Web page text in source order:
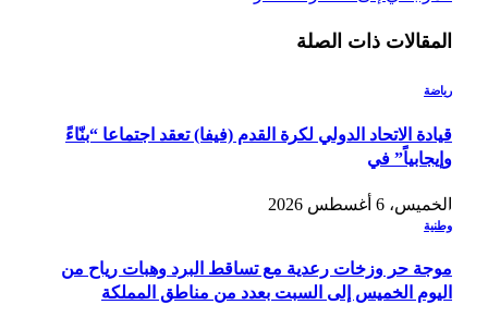
المقالات ذات الصلة
رياضة
قيادة الاتحاد الدولي لكرة القدم (فيفا) تعقد اجتماعا “بنّاءً
وإيجابياً” في
الخميس، 6 أغسطس 2026
وطنية
موجة حر وزخات رعدية مع تساقط البرد وهبات رياح من
اليوم الخميس إلى السبت بعدد من مناطق المملكة